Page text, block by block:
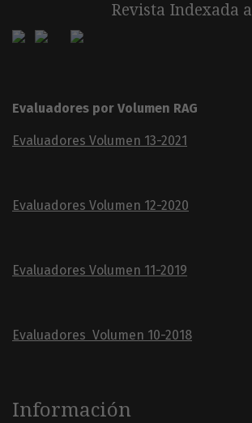
Revista Indexada a
Evaluadores por Volumen RAG
Evaluadores Volumen 13-2021
Evaluadores Volumen 12-2020
Evaluadores Volumen 11-2019
Evaluadores Volumen 10-2018
Información